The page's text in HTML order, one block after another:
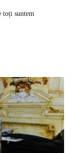
toți suntem